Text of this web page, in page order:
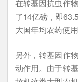
在转基因抗虫作
了14亿磅，即
大国年均农药使用
另外，转基因作
动作用。由于转